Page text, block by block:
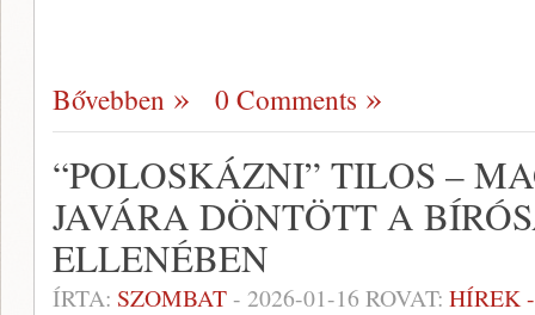
Bővebben 0 Comments
“POLOSKÁZNI” TILOS –
JAVÁRA DÖNTÖTT A
ELLENÉBEN
ÍRTA: SZOMBAT- 2026-01-16 ROVAT: HÍREK